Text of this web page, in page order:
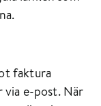
faktura
via e-post. När